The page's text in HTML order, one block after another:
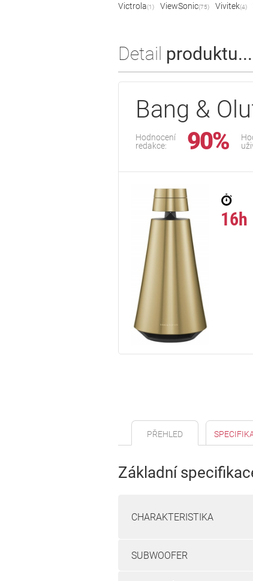
Victrola(1) ViewSonic(75) Vivitek(4)
Detail produktu...
Bang &
Hodnocení
redakce:
90%
16h
PŘEHLED
Základní
CHARAKTERISTIKA
SUBWOOFER